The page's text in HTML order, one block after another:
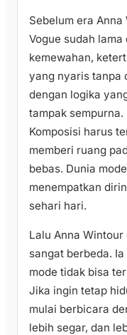
Sebelum era
Vogue sudah
kemewahan,
yang nyaris tanpa
dengan logika
tampak
Komposisi harus
memberi ruang
bebas. Dunia
menempatkan
sehari hari.
Lalu Anna
sangat berbeda.
mode tidak bisa
Jika ingin tetap
mulai berbicara
lebih segar, dan